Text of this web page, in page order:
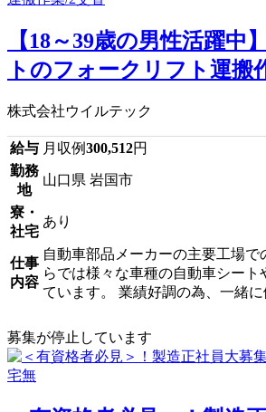
【18～39歳の男性活躍中
トのフォークリフト運搬
株式会社ウイルテック
給与 月収例300,512円
勤務
地
山口県 岩国市
寮・
社宅
あり
仕事
内容
自動車部品メーカーの主要工場で
らでは様々な車種の自動車シート
ています。 業績好調の為、一緒に
募集が停止しています